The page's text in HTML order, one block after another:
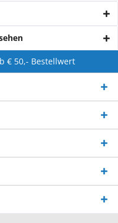
€ 50,- Bestellwert